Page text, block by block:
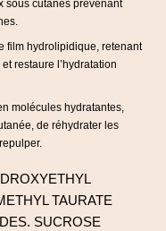
sous cutanés prévenant
film hydrolipidique, retenant
restaure l’hydratation
molécules hydratantes,
de réhydrater les
TAURATE
SUCROSE